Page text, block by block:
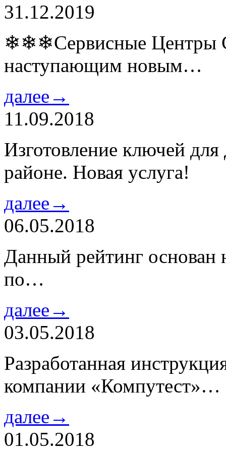
31.12.2019
❄❄❄Сервисные Центры
наступающим новым…
далее→
11.09.2018
Изготовление ключей
районе. Новая услуга!
далее→
06.05.2018
Данный рейтинг основан
по…
далее→
03.05.2018
Разработанная
компании «Компутест»…
далее→
01.05.2018